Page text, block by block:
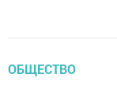
ОБЩЕСТВО